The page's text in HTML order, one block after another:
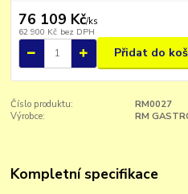
76 109 Kč/ks
62 900 Kč bez DPH
Přidat do
Číslo produktu:
RM0027
Výrobce:
RM
Kompletní specifikace